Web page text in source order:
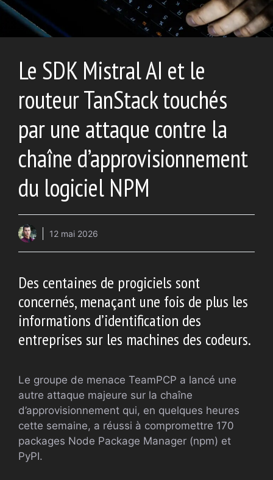
Le SDK Mistral AI et le
routeur TanStack touchés
par une attaque contre la
chaîne d’approvisionnement
du logiciel NPM
12 mai 2026
Des centaines de progiciels sont
concernés, menaçant une fois de plus les
informations d’identification des
entreprises sur les machines des codeurs.
Le groupe de menace TeamPCP a lancé une
autre attaque majeure sur la chaîne
d’approvisionnement qui, en quelques heures
cette semaine, a réussi à compromettre 170
packages Node Package Manager (npm) et
PyPI.